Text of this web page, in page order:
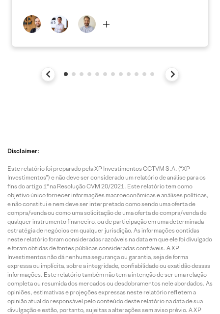
Disclaimer:
Este relatório foi preparado pela XP Investimentos CCTVM S.A. (“XP
Investimentos”) e não deve ser considerado um relatório de análise para os
fins do artigo 1º na Resolução CVM 20/2021. Este relatório tem como
objetivo único fornecer informações macroeconômicas e análises políticas,
e não constitui e nem deve ser interpretado como sendo uma oferta de
compra/venda ou como uma solicitação de uma oferta de compra/venda de
qualquer instrumento financeiro, ou de participação em uma determinada
estratégia de negócios em qualquer jurisdição. As informações contidas
neste relatório foram consideradas razoáveis na data em que ele foi divulgado
e foram obtidas de fontes públicas consideradas confiáveis. A XP
Investimentos não dá nenhuma segurança ou garantia, seja de forma
expressa ou implícita, sobre a integridade, confiabilidade ou exatidão dessas
informações. Este relatório também não tem a intenção de ser uma relação
completa ou resumida dos mercados ou desdobramentos nele abordados. As
opiniões, estimativas e projeções expressas neste relatório refletem a
opinião atual do responsável pelo conteúdo deste relatório na data de sua
divulgação e estão, portanto, sujeitas a alterações sem aviso prévio. A XP